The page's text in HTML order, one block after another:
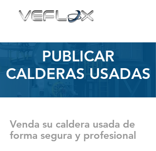
PUBLICAR
CALDERAS USADAS
Venda su caldera usada de
forma segura y profesional